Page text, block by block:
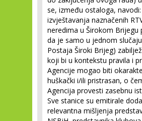
se, između ostaloga,
izvještavanja naznačenih
neredima u Širokom Brijegu
da je samo u jednom
Postaja Široki Brijeg)
koji bi u kontekstu pravila i
Agencije mogao biti
huškački i/ili pristrasan, o
Agencija provesti zasebnu
Sve stanice su emitirale
relevantna mišljenja